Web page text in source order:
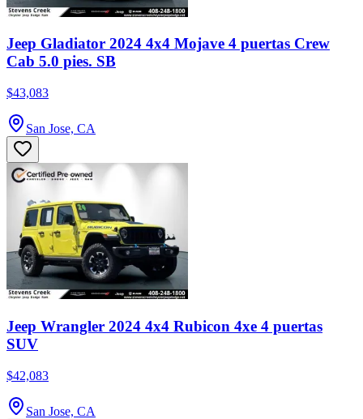
Jeep Gladiator 2024 4x4 Mojave 4 puertas Crew
Cab 5.0 pies. SB
$43,083
San Jose, CA
Jeep Wrangler 2024 4x4 Rubicon 4xe 4 puertas
SUV
$42,083
San Jose, CA